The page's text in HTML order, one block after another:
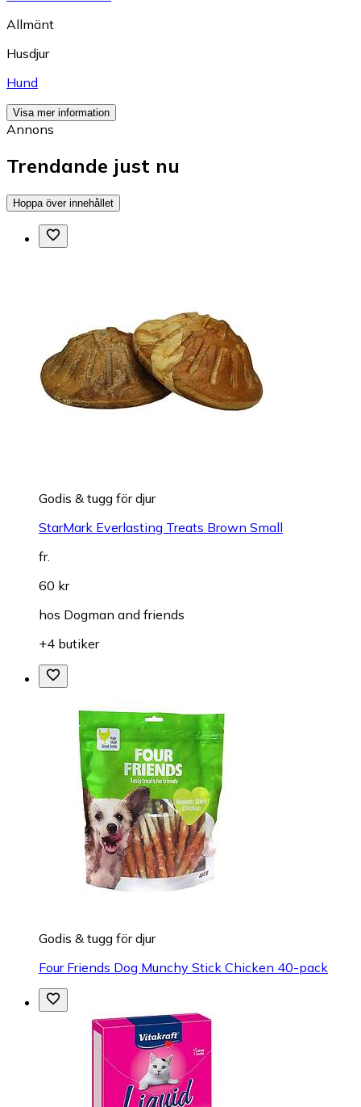
Allmänt
Husdjur
Hund
Visa mer information
Annons
Trendande just nu
Hoppa över innehållet
Godis & tugg för djur
StarMark Everlasting Treats Brown Small
fr.
60 kr
hos Dogman and friends
+4 butiker
Godis & tugg för djur
Four Friends Dog Munchy Stick Chicken 40-pack